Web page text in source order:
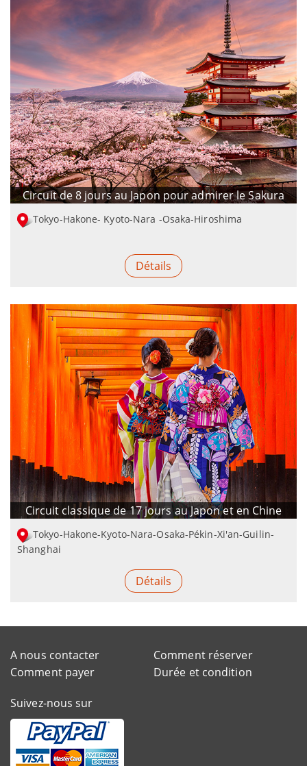
Circuit de 8 jours au Japon pour admirer le Sakura
Tokyo-Hakone- Kyoto-Nara -Osaka-Hiroshima
Détails
Circuit classique de 17 jours au Japon et en Chine
Tokyo-Hakone-Kyoto-Nara-Osaka-Pékin-Xi'an-Guilin-
Shanghai
Détails
A nous contacter
Comment réserver
Comment payer
Durée et condition
Suivez-nous sur